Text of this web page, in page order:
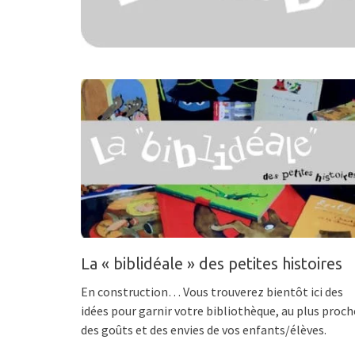
La « biblidéale » des petites histoires
En construction… Vous trouverez bientôt ici des
idées pour garnir votre bibliothèque, au plus
des goûts et des envies de vos enfants/élèves.